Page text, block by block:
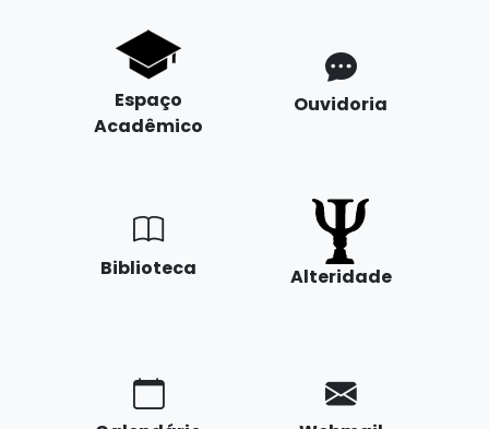
Espaço
Acadêmico
Ouvidoria
Biblioteca Alteridade